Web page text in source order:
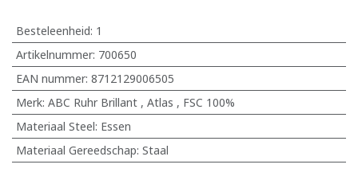
Besteleenheid: 1
Artikelnummer: 700650
EAN nummer: 8712129006505
Merk: ABC Ruhr Brillant, Atlas , FSC 100%
Materiaal Steel: Essen
Materiaal Gereedschap: Staal